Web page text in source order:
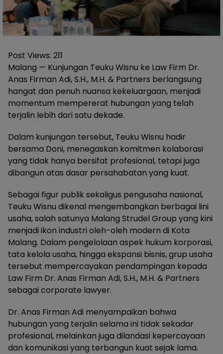
Post Views: 211
Malang — Kunjungan Teuku Wisnu ke Law Firm Dr.
Anas Firman Adi, S.H., M.H. & Partners berlangsung
hangat dan penuh nuansa kekeluargaan, menjadi
momentum mempererat hubungan yang telah
terjalin lebih dari satu dekade.
Dalam kunjungan tersebut, Teuku Wisnu hadir
bersama Doni, menegaskan komitmen kolaborasi
yang tidak hanya bersifat profesional, tetapi juga
dibangun atas dasar persahabatan yang kuat.
Sebagai figur publik sekaligus pengusaha nasional,
Teuku Wisnu dikenal mengembangkan berbagai lini
usaha, salah satunya Malang Strudel Group yang kini
menjadi ikon industri oleh-oleh modern di Kota
Malang. Dalam pengelolaan aspek hukum korporasi,
tata kelola usaha, hingga ekspansi bisnis, grup usaha
tersebut mempercayakan pendampingan kepada
Law Firm Dr. Anas Firman Adi, S.H., M.H. & Partners
sebagai corporate lawyer.
Dr. Anas Firman Adi menyampaikan bahwa
hubungan yang terjalin selama ini tidak sekadar
profesional, melainkan juga dilandasi kepercayaan
dan komunikasi yang terbangun kuat sejak lama.